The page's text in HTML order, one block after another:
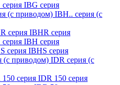
IBG серия
IBH.. серия (с
IBHR серия
IBH серия
IBHS серия
IDR серия (с
IDR 150 серия